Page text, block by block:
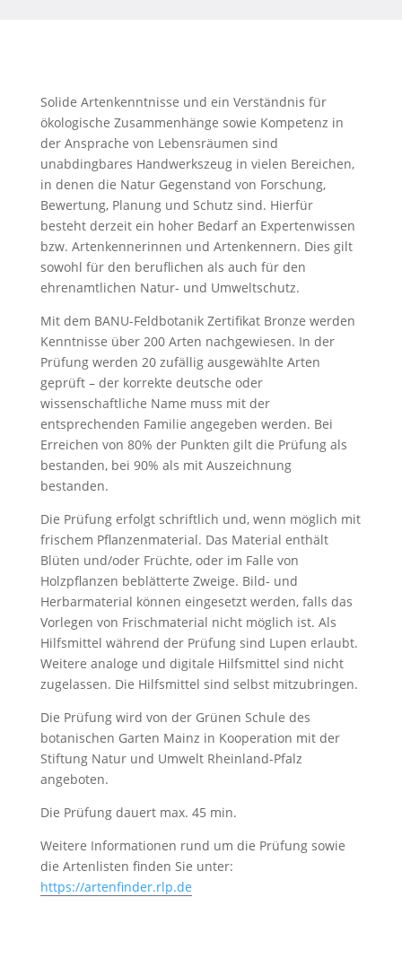
Solide Artenkenntnisse und ein Verständnis für
ökologische Zusammenhänge sowie Kompetenz in
der Ansprache von Lebensräumen sind
unabdingbares Handwerkszeug in vielen Bereichen,
in denen die Natur Gegenstand von Forschung,
Bewertung, Planung und Schutz sind. Hierfür
besteht derzeit ein hoher Bedarf an Expertenwissen
bzw. Artenkennerinnen und Artenkennern. Dies gilt
sowohl für den beruflichen als auch für den
ehrenamtlichen Natur- und Umweltschutz.
Mit dem BANU-Feldbotanik Zertifikat Bronze werden
Kenntnisse über 200 Arten nachgewiesen. In der
Prüfung werden 20 zufällig ausgewählte Arten
geprüft – der korrekte deutsche oder
wissenschaftliche Name muss mit der
entsprechenden Familie angegeben werden. Bei
Erreichen von 80% der Punkten gilt die Prüfung als
bestanden, bei 90% als mit Auszeichnung
bestanden.
Die Prüfung erfolgt schriftlich und, wenn möglich mit
frischem Pflanzenmaterial. Das Material enthält
Blüten und/oder Früchte, oder im Falle von
Holzpflanzen beblätterte Zweige. Bild- und
Herbarmaterial können eingesetzt werden, falls das
Vorlegen von Frischmaterial nicht möglich ist. Als
Hilfsmittel während der Prüfung sind Lupen erlaubt.
Weitere analoge und digitale Hilfsmittel sind nicht
zugelassen. Die Hilfsmittel sind selbst mitzubringen.
Die Prüfung wird von der Grünen Schule des
botanischen Garten Mainz in Kooperation mit der
Stiftung Natur und Umwelt Rheinland-Pfalz
angeboten.
Die Prüfung dauert max. 45 min.
Weitere Informationen rund um die Prüfung sowie
die Artenlisten finden Sie unter:
https://artenfinder.rlp.de